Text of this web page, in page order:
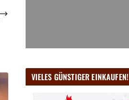
VIELES GÜNSTIGER EINKAUFEN!